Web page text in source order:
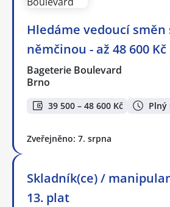
Hledáme vedoucí směn
němčinou - až 48 600 Kč
Bageterie Boulevard
Brno
39 500 – 48 600 Kč Plný
Zveřejněno: 7. srpna
Skladník(ce) /
13. plat